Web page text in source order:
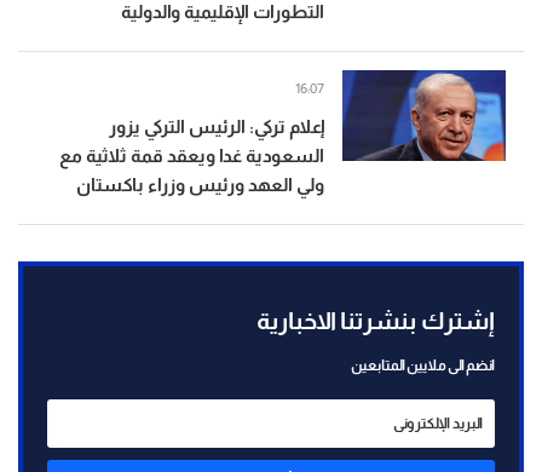
التطورات الإقليمية والدولية
إعلام تركي: الرئيس التركي يزور
السعودية غدا ويعقد قمة ثلاثية مع
ولي العهد ورئيس وزراء باكستان
16:07
إشترك بنشرتنا الاخبارية
انضم الى ملايين المتابعين